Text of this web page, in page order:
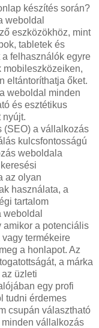
készítés során?
weboldal
eszközökhöz, mint
tabletek és
felhasználók egyre
mobileszközeiken,
eltántoríthatja őket.
weboldal minden
és esztétikus
nyújt.
(SEO) a vállalkozás
kulcsfontosságú
weboldala
az olyan
használata, a
tartalom
weboldal
amikor a potenciális
termékeire
a honlapot. Az
a márka
üzleti
egy profi
tudni érdemes
csupán választható
vállalkozás